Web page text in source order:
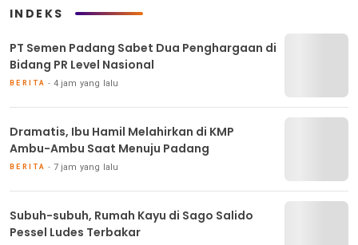
INDEKS
PT Semen Padang Sabet Dua Penghargaan di
Bidang PR Level Nasional
BERITA 4 jam yang lalu
Dramatis, Ibu Hamil Melahirkan di KMP
Ambu-Ambu Saat Menuju Padang
BERITA 7 jam yang lalu
Subuh-subuh, Rumah Kayu di Sago Salido
Pessel Ludes Terbakar